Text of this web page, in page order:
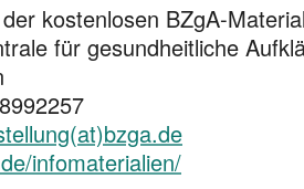
kostenlosen BZgA-
für gesundheitliche
infomaterialien/